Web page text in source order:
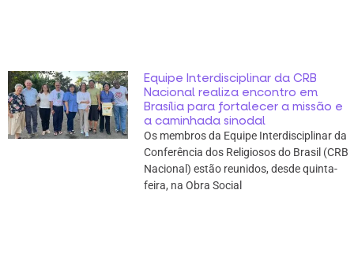
Equipe Interdisciplinar da CRB
Nacional realiza encontro em
Brasília para fortalecer a missão e
a caminhada sinodal
Os membros da Equipe Interdisciplinar da
Conferência dos Religiosos do Brasil (CRB
Nacional) estão reunidos, desde quinta-
feira, na Obra Social